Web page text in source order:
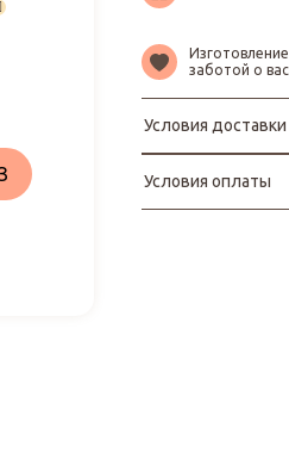
заботой о вас
Условия доставки
Условия оплаты